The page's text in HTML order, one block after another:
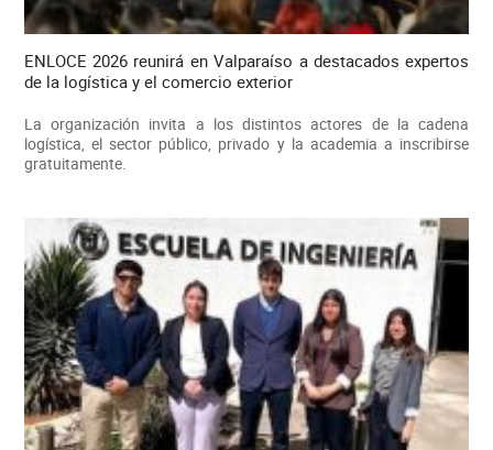
ENLOCE 2026 reunirá en Valparaíso a destacados expertos
de la logística y el comercio exterior
La organización invita a los distintos actores de la cadena
logística, el sector público, privado y la academia a inscribirse
gratuitamente.